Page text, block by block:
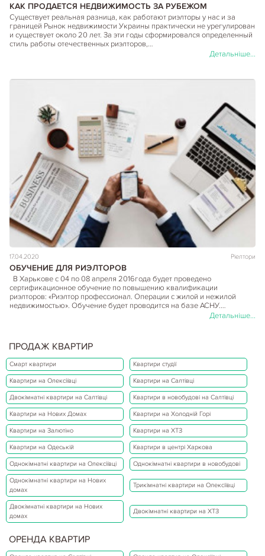
КАК ПРОДАЕТСЯ НЕДВИЖИМОСТЬ ЗА РУБЕЖОМ
Существует реальная разница, как работают риэлторы у нас и за
границей Рынок недвижимости Украины практически не урегулирован
и существует около 20 лет. За эти годы сформировался определенный
стиль работы отечественных риэлторов,…
Детальніше...
17.04.2020 Ріелтори
ОБУЧЕНИЕ ДЛЯ РИЭЛТОРОВ
В Харькове с 04 по 08 апреля 2016года будет проведено
сертификационное обучение по повышению квалификации
риэлторов: «Риэлтор профессионал. Операции с жилой и нежилой
недвижимостью». Обучение будет проводится на базе АСНУ.…
Детальніше...
17.04.2020 Ріелтори
Как вернуть двойную сумму задатка, если сделка не состоялась по
вине продавца? Договор задатка - это тема, по которой в нынешней
ПРОДАЖ КВАРТИР
Смарт квартири Квартири студії
Квартири на Олексіївці Квартири на Салтівці
Двокімнатні квартири на Салтівці Квартири в новобудові на Салтівці
Квартири на Нових Домах Квартири на Холодній Горі
Квартири на Залютіно Квартири на ХТЗ
Квартири на Одеській Квартири в центрі Харкова
Однокімнатні квартири на Олексіївці Однокімнатні квартири в новобудові
Однокімнатні квартири на Нових
домах
Трикімнатні квартири на Олексіївці
Двокімнатні квартири на Нових
домах
Двокімнатні квартири на ХТЗ
ОРЕНДА КВАРТИР